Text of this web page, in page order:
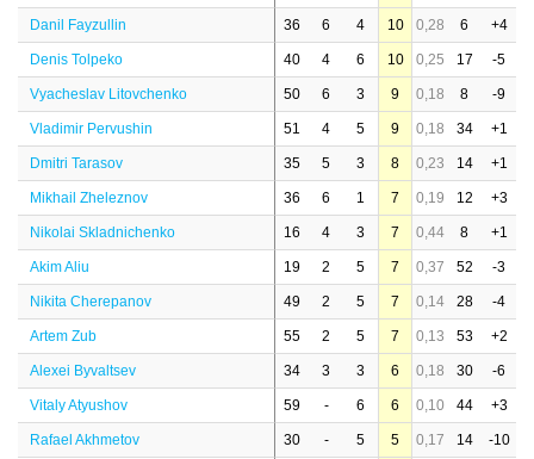
Danil Fayzullin 36 6 4 10 0,28 6 +4
Denis Tolpeko 40 4 6 10 0,25 17 -5
Vyacheslav Litovchenko 50 6 3 9 0,18 8 -9
Vladimir Pervushin 51 4 5 9 0,18 34 +1
Dmitri Tarasov 35 5 3 8 0,23 14 +1
Mikhail Zheleznov 36 6 1 7 0,19 12 +3
Nikolai Skladnichenko 16 4 3 7 0,44 8 +1
Akim Aliu 19 2 5 7 0,37 52 -3
Nikita Cherepanov 49 2 5 7 0,14 28 -4
Artem Zub 55 2 5 7 0,13 53 +2
Alexei Byvaltsev 34 3 3 6 0,18 30 -6
Vitaly Atyushov 59 - 6 6 0,10 44 +3
Rafael Akhmetov 30 - 5 5 0,17 14 -10